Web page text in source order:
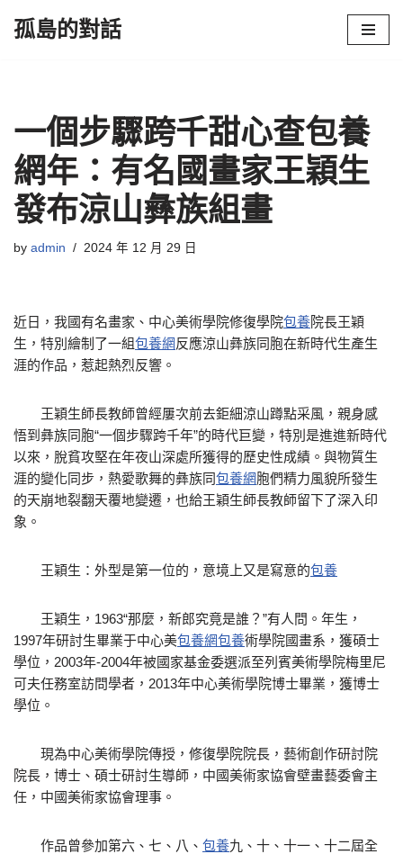
孤島的對話
一個步驟跨千甜心查包養
網年：有名國畫家王穎生
發布涼山彝族組畫
by admin 2024 年 12 月 29 日
近日，我國有名畫家、中心美術學院修復學院包養院長王穎
生，特別繪制了一組包養網反應涼山彝族同胞在新時代生產生
涯的作品，惹起熱烈反響。
王穎生師長教師曾經屢次前去鉅細涼山蹲點采風，親身感
悟到彝族同胞“一個步驟跨千年”的時代巨變，特別是進進新時代
以來，脫貧攻堅在年夜山深處所獲得的歷史性成績。與物質生
涯的變化同步，熱愛歌舞的彝族同包養網胞們精力風貌所發生
的天崩地裂翻天覆地變遷，也給王穎生師長教師留下了深入印
象。
王穎生：外型是第一位的，意境上又是寫意的包養
王穎生，1963“那麼，新郎究竟是誰？”有人問。年生，
1997年研討生畢業于中心美包養網包養術學院國畫系，獲碩士
學位，2003年-2004年被國家基金委選派至列賓美術學院梅里尼
可夫任務室訪問學者，2013年中心美術學院博士畢業，獲博士
學位。
現為中心美術學院傳授，修復學院院長，藝術創作研討院
院長，博士、碩士研討生導師，中國美術家協會壁畫藝委會主
任，中國美術家協會理事。
作品曾參加第六、七、八、 包養九、十、十一、十二屆全